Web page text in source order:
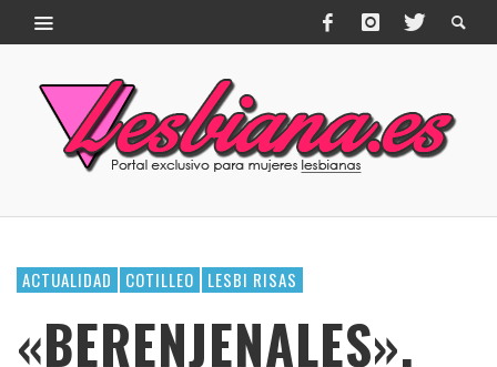
ACTUALIDAD COTILLEO LESBI RISAS
«BERENJENALES».